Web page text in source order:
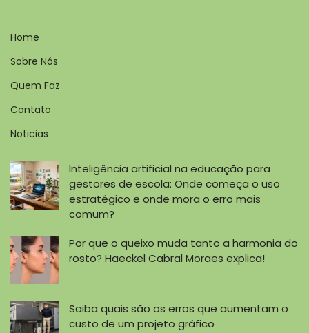
Home
Sobre Nós
Quem Faz
Contato
Noticias
Inteligência artificial na educação para
gestores de escola: Onde começa o uso
estratégico e onde mora o erro mais
comum?
Por que o queixo muda tanto a harmonia do
rosto? Haeckel Cabral Moraes explica!
Saiba quais são os erros que aumentam o
custo de um projeto gráfico